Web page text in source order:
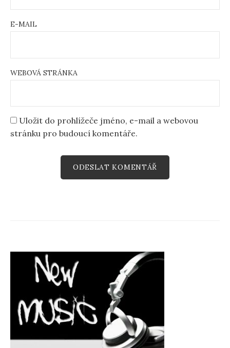
E-MAIL
WEBOVÁ STRÁNKA
Uložit do prohlížeče jméno, e-mail a webovou
stránku pro budoucí komentáře.